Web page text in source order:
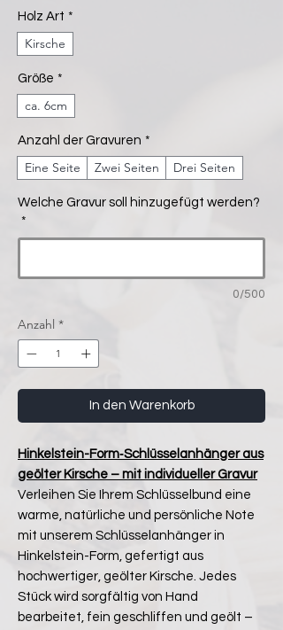
Holz Art *
Kirsche
Größe *
ca. 6cm
Anzahl der Gravuren *
Eine Seite Zwei Seiten Drei Seiten
Welche Gravur soll hinzugefügt werden?
*
0/500
Anzahl *
In den Warenkorb
Hinkelstein-Form‑Schlüsselanhänger aus
geölter Kirsche – mit individueller Gravur
Verleihen Sie Ihrem Schlüsselbund eine
warme, natürliche und persönliche Note
mit unserem Schlüsselanhänger in
Hinkelstein-Form, gefertigt aus
hochwertiger, geölter Kirsche. Jedes
Stück wird sorgfältig von Hand
bearbeitet, fein geschliffen und geölt –